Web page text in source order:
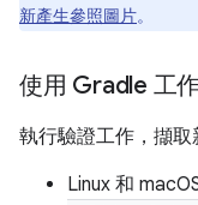
新產生參照圖片。
使用 Gradle 工
執行驗證工作，擷取
Linux 和